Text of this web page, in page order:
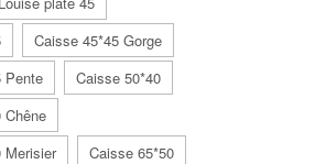
Caisse 45*45 Gorge
Pente
Caisse 50*40
Chêne
Merisier
Caisse 65*50